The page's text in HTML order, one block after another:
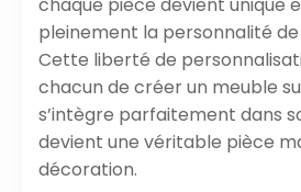
pleinement la personnalité
Cette liberté de
chacun de créer un meuble
s’intègre parfaitement dans
devient une véritable pièce
décoration.